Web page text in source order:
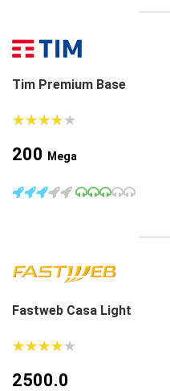
Tim Premium Base
★★★★★
★★★★★
200 Mega
Fastweb Casa Light
★★★★★
★★★★★
2500.0